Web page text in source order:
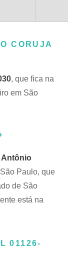
CORUJA
, que fica na
em São
Antônio
Paulo, que
de São
está na
01126-